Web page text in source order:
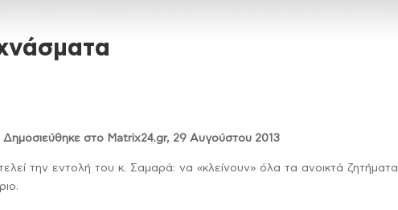
Δημοσιεύθηκε στο Matrix24.gr, 29 Αυγούστου 2013
την εντολή του κ. Σαμαρά: να «κλείνουν» όλα τα ανοικτά ζητήματα